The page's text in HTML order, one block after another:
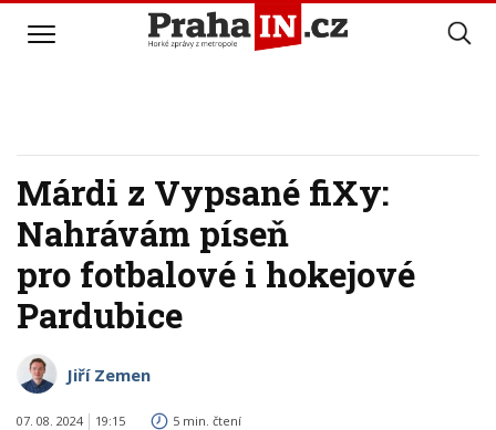
Márdi z Vypsané fiXy:
Nahrávám píseň
pro fotbalové i hokejové
Pardubice
Jiří Zemen
07. 08. 2024 19:15 5 min. čtení